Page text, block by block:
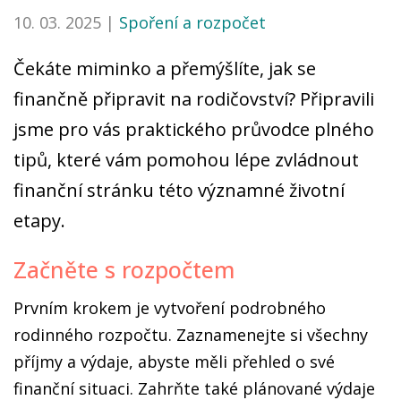
10. 03. 2025 | Spoření a rozpočet
Čekáte miminko a přemýšlíte, jak se
finančně připravit na rodičovství? Připravili
jsme pro vás praktického průvodce plného
tipů, které vám pomohou lépe zvládnout
finanční stránku této významné životní
etapy.
Začněte s rozpočtem
Prvním krokem je vytvoření podrobného
rodinného rozpočtu. Zaznamenejte si všechny
příjmy a výdaje, abyste měli přehled o své
finanční situaci. Zahrňte také plánované výdaje